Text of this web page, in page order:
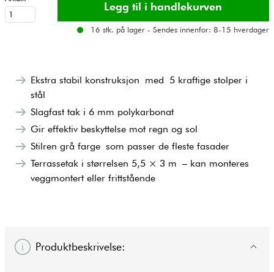
16 stk. på lager - Sendes innenfor: 8-15 hverdager
​Ekstra stabil konstruksjon med 5 kraftige stolper i
stål
Slagfast tak i 6 mm polykarbonat
Gir effektiv beskyttelse mot regn og sol
Stilren grå farge som passer de fleste fasader
Terrassetak i størrelsen 5,5 × 3 m – kan monteres
veggmontert eller frittstående
Produktbeskrivelse: